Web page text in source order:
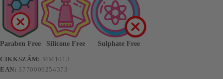
Paraben Free Silicone Free Sulphate Free
CIKKSZÁM: MM1013
EAN: 3770009254373